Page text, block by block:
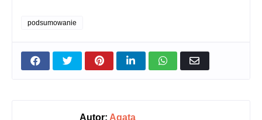
podsumowanie
Autor: Agata